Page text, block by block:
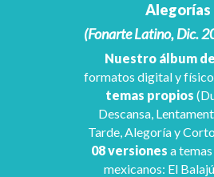
Alegorías
(Fonarte Latino, Dic.
Nuestro álbum
formatos digital y
temas propios
Descansa,
Tarde, Alegoría y
08 versiones a
mexicanos: El